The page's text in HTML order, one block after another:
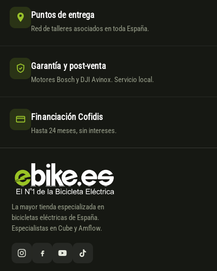
Puntos de entrega
Red de talleres asociados en toda España.
Garantía y post-venta
Motores Bosch y DJI Avinox. Servicio local.
Financiación Cofidis
Hasta 24 meses, sin intereses.
La mayor tienda especializada en
bicicletas eléctricas de España.
Especialistas en Cube y Amflow.